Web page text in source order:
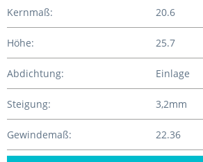
Kernmaß: 20.6
Höhe: 25.7
Abdichtung: Einlage
Steigung: 3,2mm
Gewindemaß: 22.36